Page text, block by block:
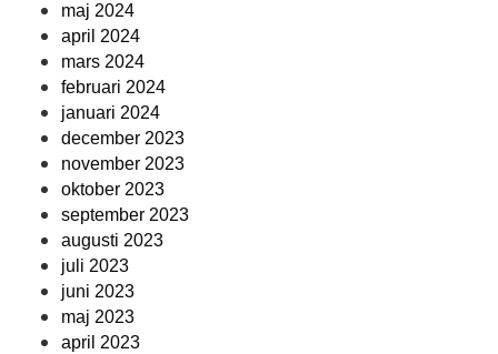
maj 2024
april 2024
mars 2024
februari 2024
januari 2024
december 2023
november 2023
oktober 2023
september 2023
augusti 2023
juli 2023
juni 2023
maj 2023
april 2023